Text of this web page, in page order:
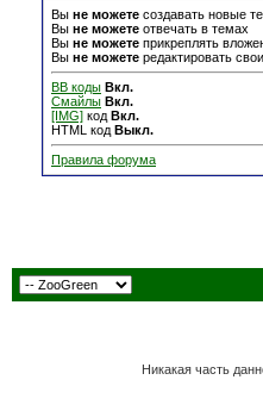
Вы не можете создавать новые
Вы не можете отвечать в темах
Вы не можете прикреплять
Вы не можете редактировать
BB коды Вкл.
Смайлы Вкл.
[IMG] код Вкл.
HTML код Выкл.
Правила форума
Никакая часть